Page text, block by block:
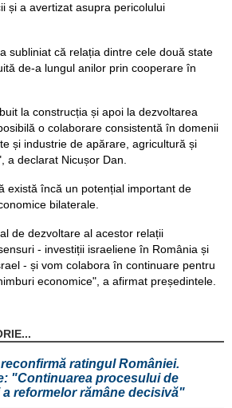
și a avertizat asupra pericolului
subliniat că relația dintre cele două state
de-a lungul anilor prin cooperare în
la construcția și apoi la dezvoltarea
o colaborare consistentă în domenii
și industrie de apărare, agricultură și
a declarat Nicușor Dan.
există încă un potențial important de
bilaterale.
de dezvoltare al acestor relații
- investiții israeliene în România și
- și vom colabora în continuare pentru
economice", a afirmat președintele.
ratingul României.
"Continuarea procesului de
reformelor rămâne decisivă"